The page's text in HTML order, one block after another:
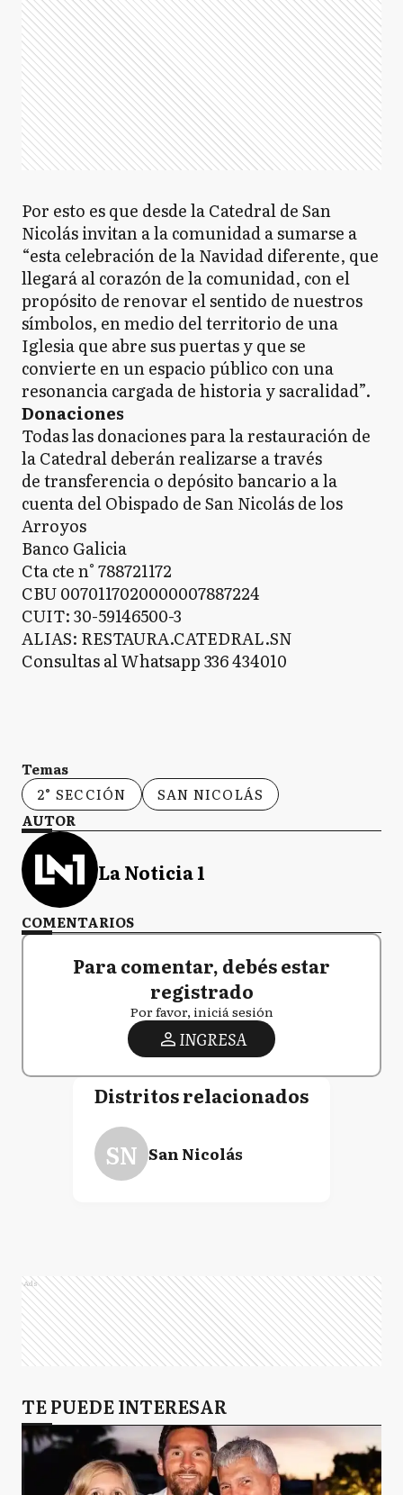
G Guaminí
HY Hipólito Yrigoyen
H Hurlingham
I Ituzaingó
JC José C. Paz
J Junín
LC
LM La Matanza
L Lanús
L Laprida
LF Las Flores
Leandro N Alem
L Lezama
L Lincoln
L Lobos
LD Lomas de Zamora
Por esto es que desde la Catedral de San
Nicolás invitan a la comunidad a sumarse a
“esta celebración de la Navidad diferente, que
llegará al corazón de la comunidad, con el
propósito de renovar el sentido de nuestros
símbolos, en medio del territorio de una
Iglesia que abre sus puertas y que se
convierte en un espacio público con una
resonancia cargada de historia y sacralidad”.
Donaciones
Todas las donaciones para la restauración de
la Catedral deberán realizarse a través
de transferencia o depósito bancario a la
cuenta del Obispado de San Nicolás de los
Arroyos
Banco Galicia
Cta cte n° 788721172
CBU 0070117020000007887224
CUIT: 30-59146500-3
ALIAS: RESTAURA.CATEDRAL.SN
Consultas al Whatsapp 336 434010
Temas
2° SECCIÓN
SAN NICOLÁS
AUTOR
La Noticia 1
COMENTARIOS
Para comentar, debés estar
registrado
Por favor, iniciá sesión
INGRESA
Distritos relacionados
SN San Nicolás
Ads
TE PUEDE INTERESAR